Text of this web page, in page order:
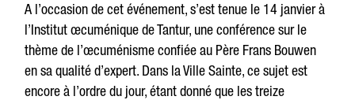
A l’occasion de cet événement, s’est tenue le 14 janvier à
l’Institut œcuménique de Tantur, une conférence sur le
thème de l’œcuménisme confiée au Père Frans Bouwen
en sa qualité d’expert. Dans la Ville Sainte, ce sujet est
encore à l’ordre du jour, étant donné que les treize